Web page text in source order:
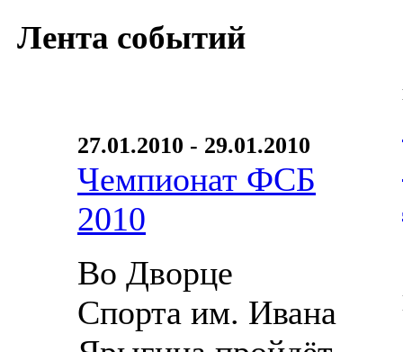
Лента событий
27.01.2010 - 29.01.2010
Чемпионат ФСБ
2010
Во Дворце
Спорта им. Ивана